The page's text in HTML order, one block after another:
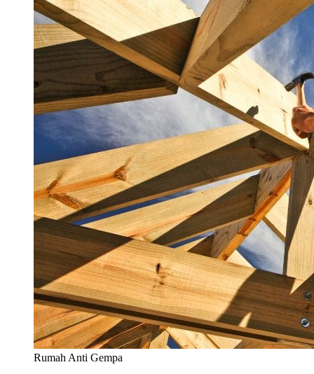
Rumah Anti Gempa